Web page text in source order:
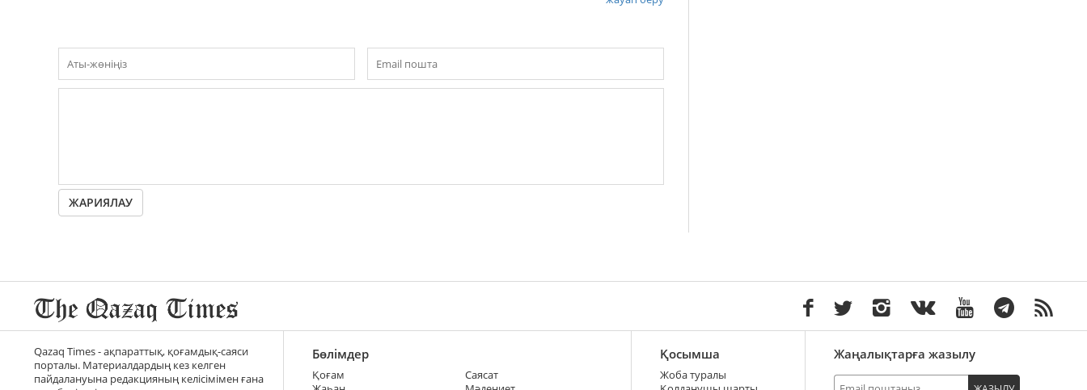
ЖАРИЯЛАУ
Qazaq Times - ақпараттық, қоғамдық-саяси
порталы. Материалдардың кез келген
пайдалануына редакцияның келісімімен ғана
Бөлімдер
Қоғам
Саясат
Қосымша
Жоба туралы
Жаңалықтарға жазылу